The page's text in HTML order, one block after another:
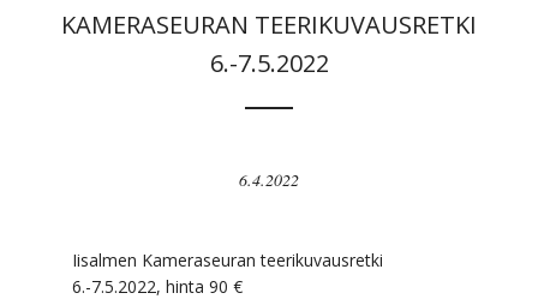
KAMERASEURAN TEERIKUVAUSRETKI
6.-7.5.2022
6.4.2022
Iisalmen Kameraseuran teerikuvausretki
6.-7.5.2022, hinta 90 €